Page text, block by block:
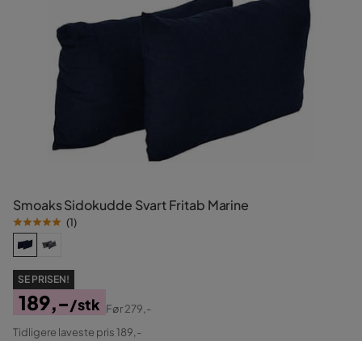
Smoaks Sidokudde Svart Fritab Marine
(1)
SE PRISEN!
Pris
189,-/stk
Original
Før279,-
Tidligere laveste pris 189,-